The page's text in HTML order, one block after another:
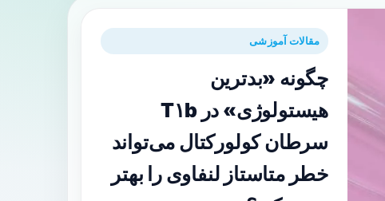
مقالات آموزشی
چگونه «بدترین
هیستولوژی» در T۱b
سرطان کولورکتال می‌تواند
خطر متاستاز لنفاوی را بهتر